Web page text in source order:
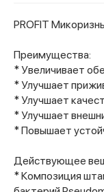
PROFIT
Преимущества:
* Увеличивает
* Улучшает
* Улучшает
* Улучшает
* Повышает
Действующее
* Композиция